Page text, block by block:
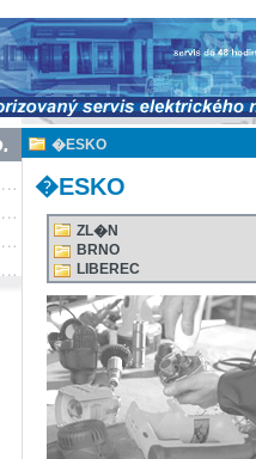
�ESKO
�ESKO
ZL�N
BRNO
LIBEREC